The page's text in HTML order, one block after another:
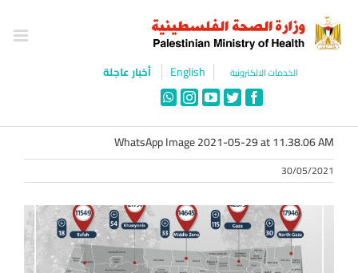
content
الخدمات الالكترونية English أخبار عاجلة
Facebook
Twitter
YouTube
Instagram
WhatsApp
WhatsApp Image 2021-05-29 at 11.38.06 AM
30/05/2021